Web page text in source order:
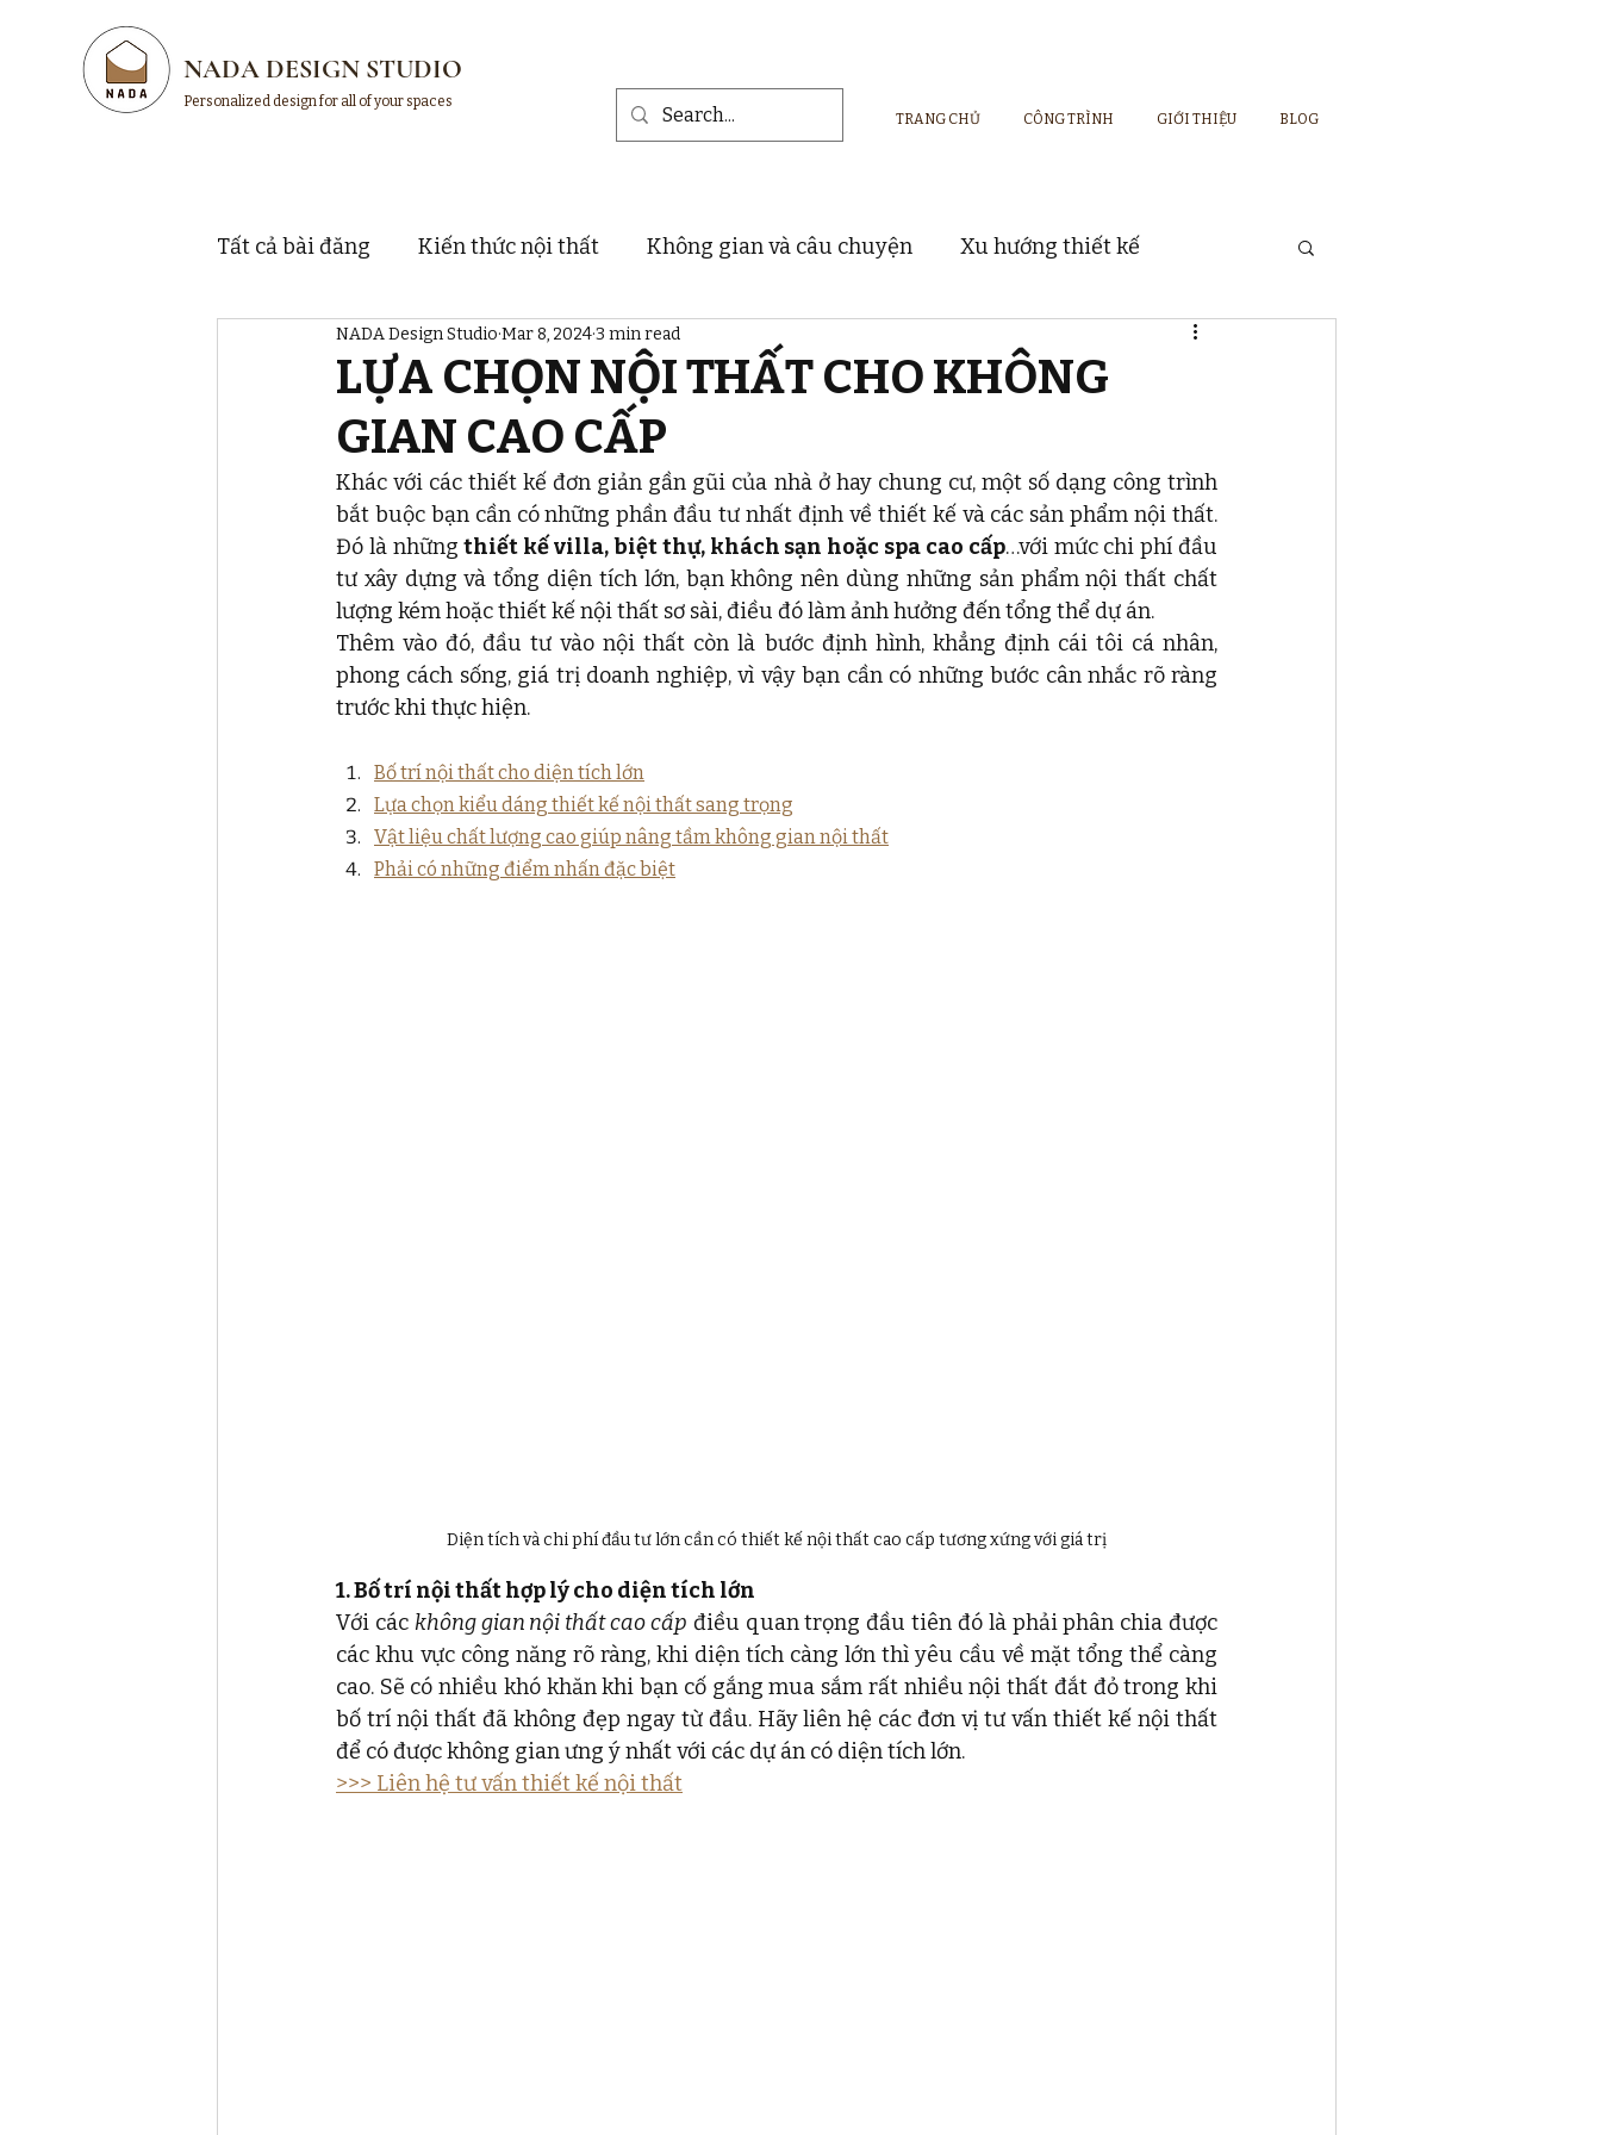
NADA DESIGN STUDIO
Personalized design for all of your spaces
TRANG CHỦ
CÔNG TRÌNH GIỚI THIỆU BLOG
Tất cả bài đăng Kiến thức nội thất Không gian và câu chuyện Xu hướng thiết kế
Thị trường và thương hiệu Vật liệu và sản phẩm nội thất Dự án thực tế
LỰA CHỌN NỘI THẤT CHO KHÔNG
GIAN CAO CẤP
NADA Design Studio Mar 8, 20243 min read
Khác với các thiết kế đơn giản gần gũi của nhà ở hay chung cư, một số dạng công trình
bắt buộc bạn cần có những phần đầu tư nhất định về thiết kế và các sản phẩm nội thất.
Đó là những thiết kế villa, biệt thự, khách sạn hoặc spa cao cấp…với mức chi phí đầu
tư xây dựng và tổng diện tích lớn, bạn không nên dùng những sản phẩm nội thất chất
lượng kém hoặc thiết kế nội thất sơ sài, điều đó làm ảnh hưởng đến tổng thể dự án.
Thêm vào đó, đầu tư vào nội thất còn là bước định hình, khẳng định cái tôi cá nhân,
phong cách sống, giá trị doanh nghiệp, vì vậy bạn cần có những bước cân nhắc rõ ràng
trước khi thực hiện.
Bố trí nội thất cho diện tích lớn
Lựa chọn kiểu dáng thiết kế nội thất sang trọng
Vật liệu chất lượng cao giúp nâng tầm không gian nội thất
Phải có những điểm nhấn đặc biệt
Diện tích và chi phí đầu tư lớn cần có thiết kế nội thất cao cấp tương xứng với giá trị
1. Bố trí nội thất hợp lý cho diện tích lớn
Với các không gian nội thất cao cấp điều quan trọng đầu tiên đó là phải phân chia được
các khu vực công năng rõ ràng, khi diện tích càng lớn thì yêu cầu về mặt tổng thể càng
cao. Sẽ có nhiều khó khăn khi bạn cố gắng mua sắm rất nhiều nội thất đắt đỏ trong khi
bố trí nội thất đã không đẹp ngay từ đầu. Hãy liên hệ các đơn vị tư vấn thiết kế nội thất
để có được không gian ưng ý nhất với các dự án có diện tích lớn.
>>> Liên hệ tư vấn thiết kế nội thất